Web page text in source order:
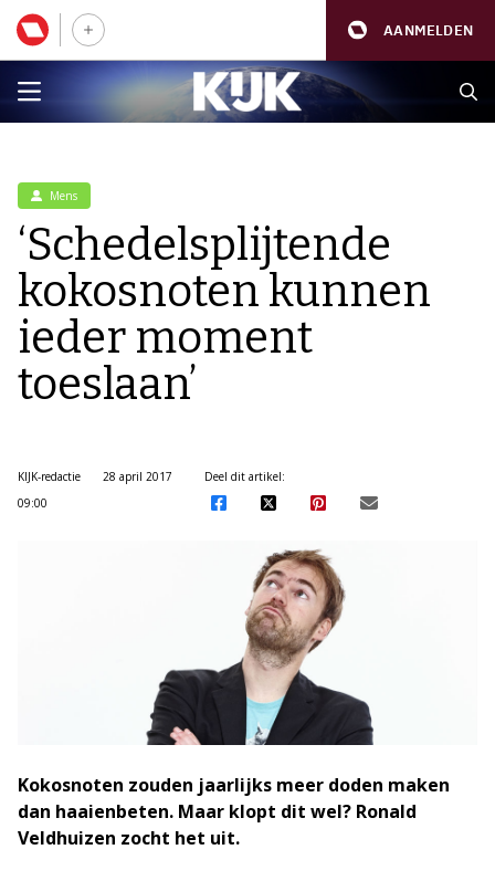
AANMELDEN
Mens
‘Schedelsplijtende
kokosnoten kunnen
ieder moment
toeslaan’
KIJK-redactie
28 april 2017
09:00
Deel dit artikel:
Kokosnoten zouden jaarlijks meer doden maken
dan haaienbeten. Maar klopt dit wel? Ronald
Veldhuizen zocht het uit.